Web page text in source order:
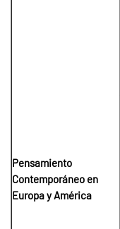
Pensamiento
Contemporáneo en
Europa y América